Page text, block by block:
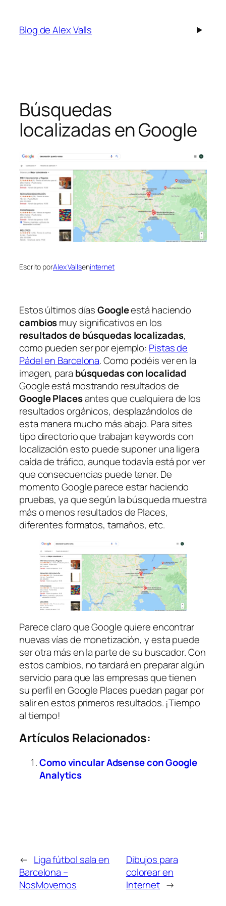
contenido
Blog de Alex Valls
Búsquedas
localizadas en Google
Escrito porAlex Vallseninternet
Estos últimos díasGoogleestá haciendo
cambiosmuy significativos en los
resultados de búsquedas localizadas,
como pueden ser por ejemplo: Pistas de
Pádel en Barcelona. Como podéis ver en la
imagen, para búsquedas con localidad
Google está mostrando resultados de
Google Placesantes que cualquiera de los
resultados orgánicos, desplazándolos de
esta manera mucho más abajo. Para sites
tipo directorio que trabajan keywords con
localización esto puede suponer una ligera
caída de tráfico, aunque todavía está por ver
que consecuencias puede tener. De
momento Google parece estar haciendo
pruebas, ya que según la búsqueda muestra
más o menos resultados de Places,
diferentes formatos, tamaños, etc.
Parece claro que Google quiere encontrar
nuevas vías de monetización, y esta puede
ser otra más en la parte de su buscador. Con
estos cambios, no tardará en preparar algún
servicio para que las empresas que tienen
su perfil en Google Places puedan pagar por
salir en estos primeros resultados. ¡Tiempo
al tiempo!
Artículos Relacionados:
Como vincular Adsense con Google
Analytics
← Liga fútbol sala en
Barcelona –
NosMovemos
Dibujos para
colorear en
Internet →